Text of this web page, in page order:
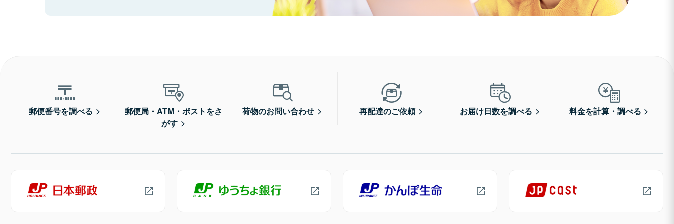
郵便番号を調べる
郵便局・ATM・ポストをさ
がす
荷物のお問い合わせ 再配達のご依頼 お届け日数を調べる 料金を計算・調べる